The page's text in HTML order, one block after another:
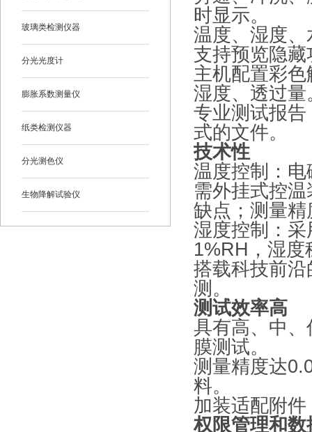
玻璃类检测仪器
分光光度计
膨胀系数测量仪
纸类检测仪器
分光测色仪
生物降解试验仪
时显示。
温度、湿度
支持预览隐
主机配置彩
湿度、透过量
专业测试报
式的文件。
技术性
温度控制：
需外挂式控
缺点；测量
湿度控制：
1%RH，湿度
搭载科技前
测。
测试效率高
具有高、中
膜测试。
测量精度达
料。
加装适配附
权限管理和数